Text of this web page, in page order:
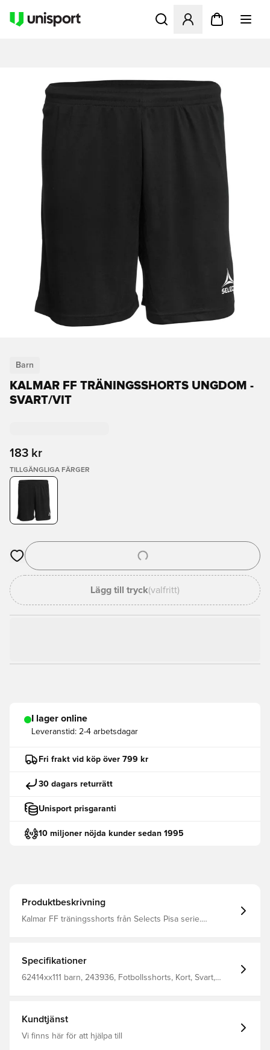
Öppnar en Modal för att
Barn
KALMAR FF TRÄNINGSSHORTS UNGDOM -
SVART/VIT
183 kr
TILLGÄNGLIGA FÄRGER
Öppnar en Modal för att logga in eller registrera dig som
Lägg till tryck(valfritt)
I lager online
Leveranstid: 2-4 arbetsdagar
Fri frakt vid köp över 799 kr
30 dagars returrätt
Unisport prisgaranti
10 miljoner nöjda kunder sedan 1995
Produktbeskrivning
Kalmar FF träningsshorts från Selects Pisa serie.
Specifikationer
62414xx111 barn, 243936, Fotbollsshorts, Kort, Svart,
Kundtjänst
Vi finns här för att hjälpa till